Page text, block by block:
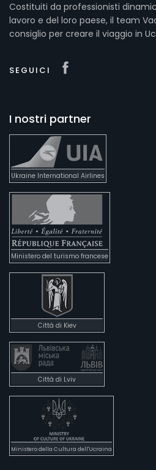
Costituiti da professionisti
lavoro e del loro paese, il team
consiglio per creare il viaggio in
SEGUICI
I nostri partner
Ukraine International Airlines
Ministero del turismo francese
Città di Kiev
Città di Lviv
Ministero della Cultura dell'Ucraina